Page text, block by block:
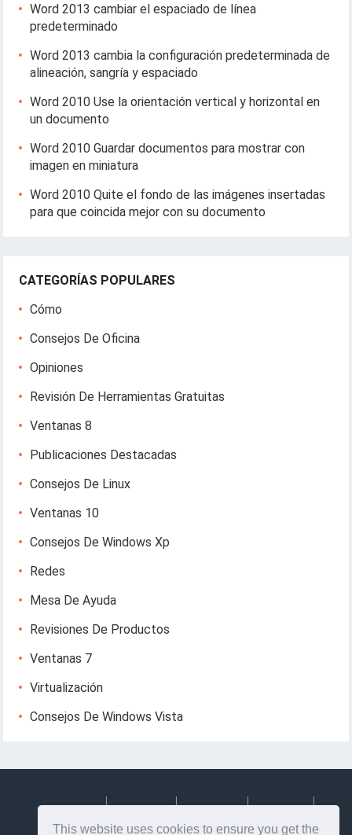
This website uses cookies to ensure you get the
Word 2013 cambiar el espaciado de línea
predeterminado
Word 2013 cambia la configuración predeterminada de
alineación, sangría y espaciado
Word 2010 Use la orientación vertical y horizontal en
un documento
Word 2010 Guardar documentos para mostrar con
imagen en miniatura
Word 2010 Quite el fondo de las imágenes insertadas
para que coincida mejor con su documento
CATEGORÍAS POPULARES
Cómo
Consejos De Oficina
Opiniones
Revisión De Herramientas Gratuitas
Ventanas 8
Publicaciones Destacadas
Consejos De Linux
Ventanas 10
Consejos De Windows Xp
Redes
Mesa De Ayuda
Revisiones De Productos
Ventanas 7
Virtualización
Consejos De Windows Vista